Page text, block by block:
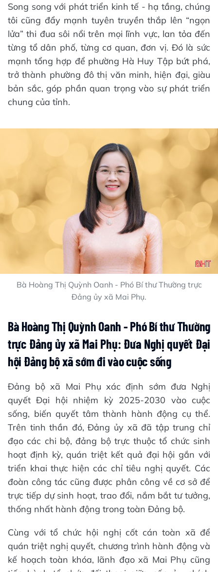
Song song với phát triển kinh tế - hạ tầng, chúng
tôi cũng đẩy mạnh tuyên truyền thắp lên “ngọn
lửa” thi đua sôi nổi trên mọi lĩnh vực, lan tỏa đến
từng tổ dân phố, từng cơ quan, đơn vị. Đó là sức
mạnh tổng hợp để phường Hà Huy Tập bứt phá,
trở thành phường đô thị văn minh, hiện đại, giàu
bản sắc, góp phần quan trọng vào sự phát triển
chung của tỉnh.
Bà Hoàng Thị Quỳnh Oanh - Phó Bí thư Thường trực
Đảng ủy xã Mai Phụ.
Bà Hoàng Thị Quỳnh Oanh - Phó Bí thư Thường
trực Đảng ủy xã Mai Phụ: Đưa Nghị quyết Đại
hội Đảng bộ xã sớm đi vào cuộc sống
Đảng bộ xã Mai Phụ xác định sớm đưa Nghị
quyết Đại hội nhiệm kỳ 2025-2030 vào cuộc
sống, biến quyết tâm thành hành động cụ thể.
Trên tinh thần đó, Đảng ủy xã đã tập trung chỉ
đạo các chi bộ, đảng bộ trực thuộc tổ chức sinh
hoạt định kỳ, quán triệt kết quả đại hội gắn với
triển khai thực hiện các chỉ tiêu nghị quyết. Các
đoàn công tác cũng được phân công về cơ sở để
trực tiếp dự sinh hoạt, trao đổi, nắm bắt tư tưởng,
thống nhất hành động trong toàn Đảng bộ.
Cùng với tổ chức hội nghị cốt cán toàn xã để
quán triệt nghị quyết, chương trình hành động và
kế hoạch toàn khóa, lãnh đạo xã Mai Phụ cũng